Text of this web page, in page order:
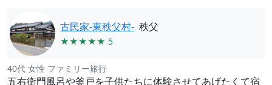
古民家-東秩父村- 秩父
★★★★★ 5
40代 女性 ファミリー旅行
五右衛門風呂や釜戸を子供たちに体験させてあげたくて宿